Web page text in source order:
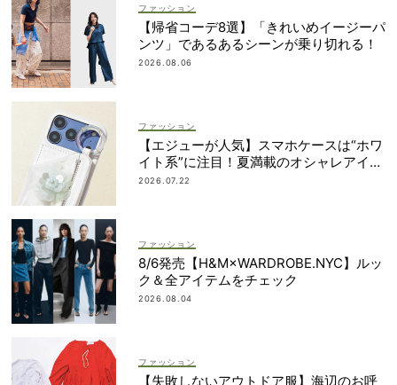
ファッション
【帰省コーデ8選】「きれいめイージーパ
ンツ」であるあるシーンが乗り切れる！
2026.08.06
ファッション
【エジューが人気】スマホケースは“ホワ
イト系”に注目！夏満載のオシャレアイテ
ム４選
2026.07.22
ファッション
8/6発売【H&M×WARDROBE.NYC】ルッ
ク＆全アイテムをチェック
2026.08.04
ファッション
【失敗しないアウトドア服】海辺のお呼